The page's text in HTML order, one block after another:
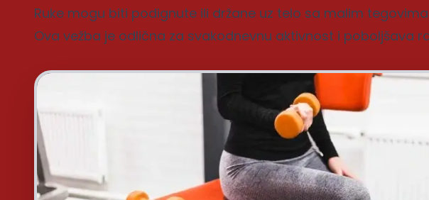
Ruke mogu biti podignute ili držane uz telo sa malim
Ova vežba je odlična za svakodnevnu aktivnost i poboljšava
Foto: Freepik.com